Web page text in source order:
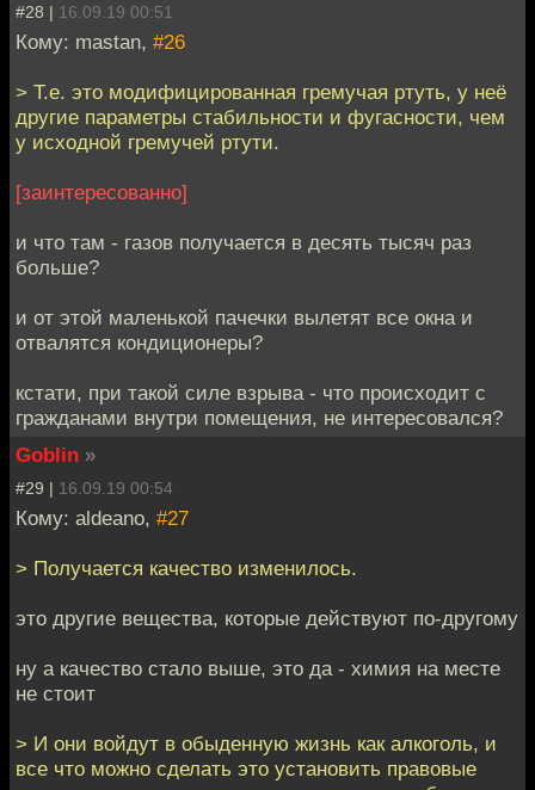
#28 | 16.09.19 00:51
Кому: mastan, #26
> Т.е. это модифицированная гремучая ртуть, у неё
другие параметры стабильности и фугасности, чем
у исходной гремучей ртути.
[заинтересованно]
и что там - газов получается в десять тысяч раз
больше?
и от этой маленькой пачечки вылетят все окна и
отвалятся кондиционеры?
кстати, при такой силе взрыва - что происходит с
гражданами внутри помещения, не интересовался?
Goblin »
#29 | 16.09.19 00:54
Кому: aldeano, #27
> Получается качество изменилось.
это другие вещества, которые действуют по-другому
ну а качество стало выше, это да - химия на месте
не стоит
> И они войдут в обыденную жизнь как алкоголь, и
все что можно сделать это установить правовые